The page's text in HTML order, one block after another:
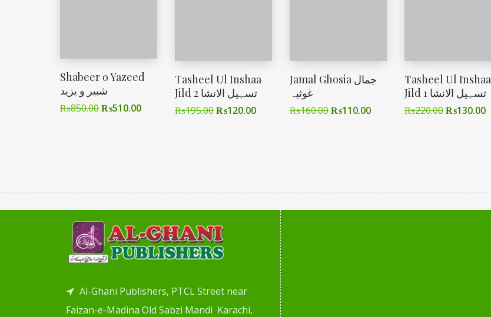
Shabeer o Yazeed
شبیر و یزید
₨850.00₨510.00
Tasheel Ul Inshaa
Jild 2 تسہیل الانشا
₨195.00₨120.00
Jamal Ghosia جمال
غوثیہ
₨160.00₨110.00
Tasheel Ul Inshaa
Jild 1 تسہیل الانشا
₨220.00₨130.00
Al-Ghani Publishers, PTCL Street near
Faizan-e-Madina Old Sabzi Mandi Karachi,